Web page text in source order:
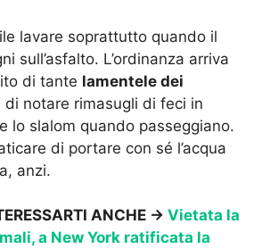
lavare soprattutto quando il
sull’asfalto. L’ordinanza arriva
di tante lamentele dei
di notare rimasugli di feci in
lo slalom quando passeggiano.
di portare con sé l’acqua
anzi.
ANCHE → Vietata la
a New York ratificata la